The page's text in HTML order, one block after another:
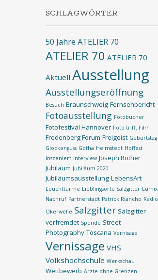
SCHLAGWÖRTER
50 Jahre ATELIER 70
ATELIER 70 ATELIER 70
Aktuell Ausstellung
Ausstellungseröffnung
Besuch Braunschweig Fernsehbericht
Fotoausstellung Fotobücher
Fotofestival Hannover Foto trifft Film
Fredenberg Forum Freigeist Geburtstag
Glockenguss Gotha Helmstedt Hoffest
Inszeniert Interview Joseph Röther
Jubiläum Jubiläum 2020
Jubiläumsausstellung LebensArt
Leuchttürme Lieblingsorte Salzgitter Lumix
Nachruf Partnerstadt Patrick Riancho Radio
Okerwelle Salzgitter Salzgitter
verfremdet Spende Street
Photography Toscana Vernisage
Vernissage VHS
Volkshochschule Werkschau
Wettbewerb Ärzte ohne Grenzen